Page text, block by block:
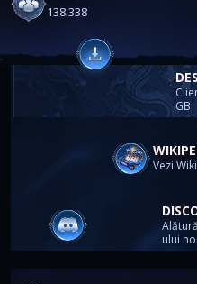
138,338
GB
Vezi
ului